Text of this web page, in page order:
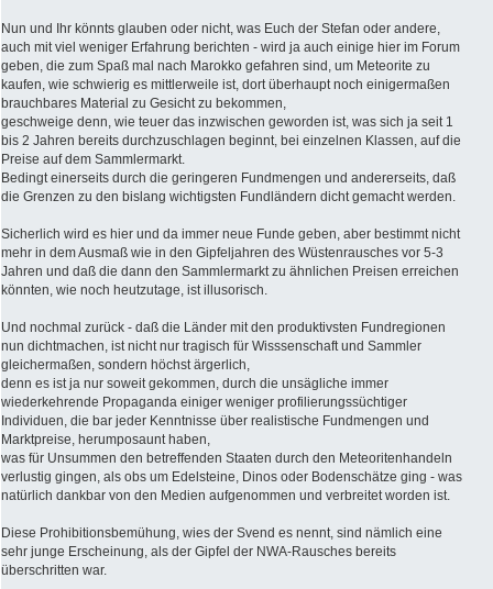
Nun und Ihr könnts glauben oder nicht, was Euch der Stefan oder andere,
auch mit viel weniger Erfahrung berichten - wird ja auch einige hier im Forum
geben, die zum Spaß mal nach Marokko gefahren sind, um Meteorite zu
kaufen, wie schwierig es mittlerweile ist, dort überhaupt noch einigermaßen
brauchbares Material zu Gesicht zu bekommen,
geschweige denn, wie teuer das inzwischen geworden ist, was sich ja seit 1
bis 2 Jahren bereits durchzuschlagen beginnt, bei einzelnen Klassen, auf die
Preise auf dem Sammlermarkt.
Bedingt einerseits durch die geringeren Fundmengen und andererseits, daß
die Grenzen zu den bislang wichtigsten Fundländern dicht gemacht werden.
Sicherlich wird es hier und da immer neue Funde geben, aber bestimmt nicht
mehr in dem Ausmaß wie in den Gipfeljahren des Wüstenrausches vor 5-3
Jahren und daß die dann den Sammlermarkt zu ähnlichen Preisen erreichen
könnten, wie noch heutzutage, ist illusorisch.
Und nochmal zurück - daß die Länder mit den produktivsten Fundregionen
nun dichtmachen, ist nicht nur tragisch für Wisssenschaft und Sammler
gleichermaßen, sondern höchst ärgerlich,
denn es ist ja nur soweit gekommen, durch die unsägliche immer
wiederkehrende Propaganda einiger weniger profilierungssüchtiger
Individuen, die bar jeder Kenntnisse über realistische Fundmengen und
Marktpreise, herumposaunt haben,
was für Unsummen den betreffenden Staaten durch den Meteoritenhandeln
verlustig gingen, als obs um Edelsteine, Dinos oder Bodenschätze ging - was
natürlich dankbar von den Medien aufgenommen und verbreitet worden ist.
Diese Prohibitionsbemühung, wies der Svend es nennt, sind nämlich eine
sehr junge Erscheinung, als der Gipfel der NWA-Rausches bereits
überschritten war.